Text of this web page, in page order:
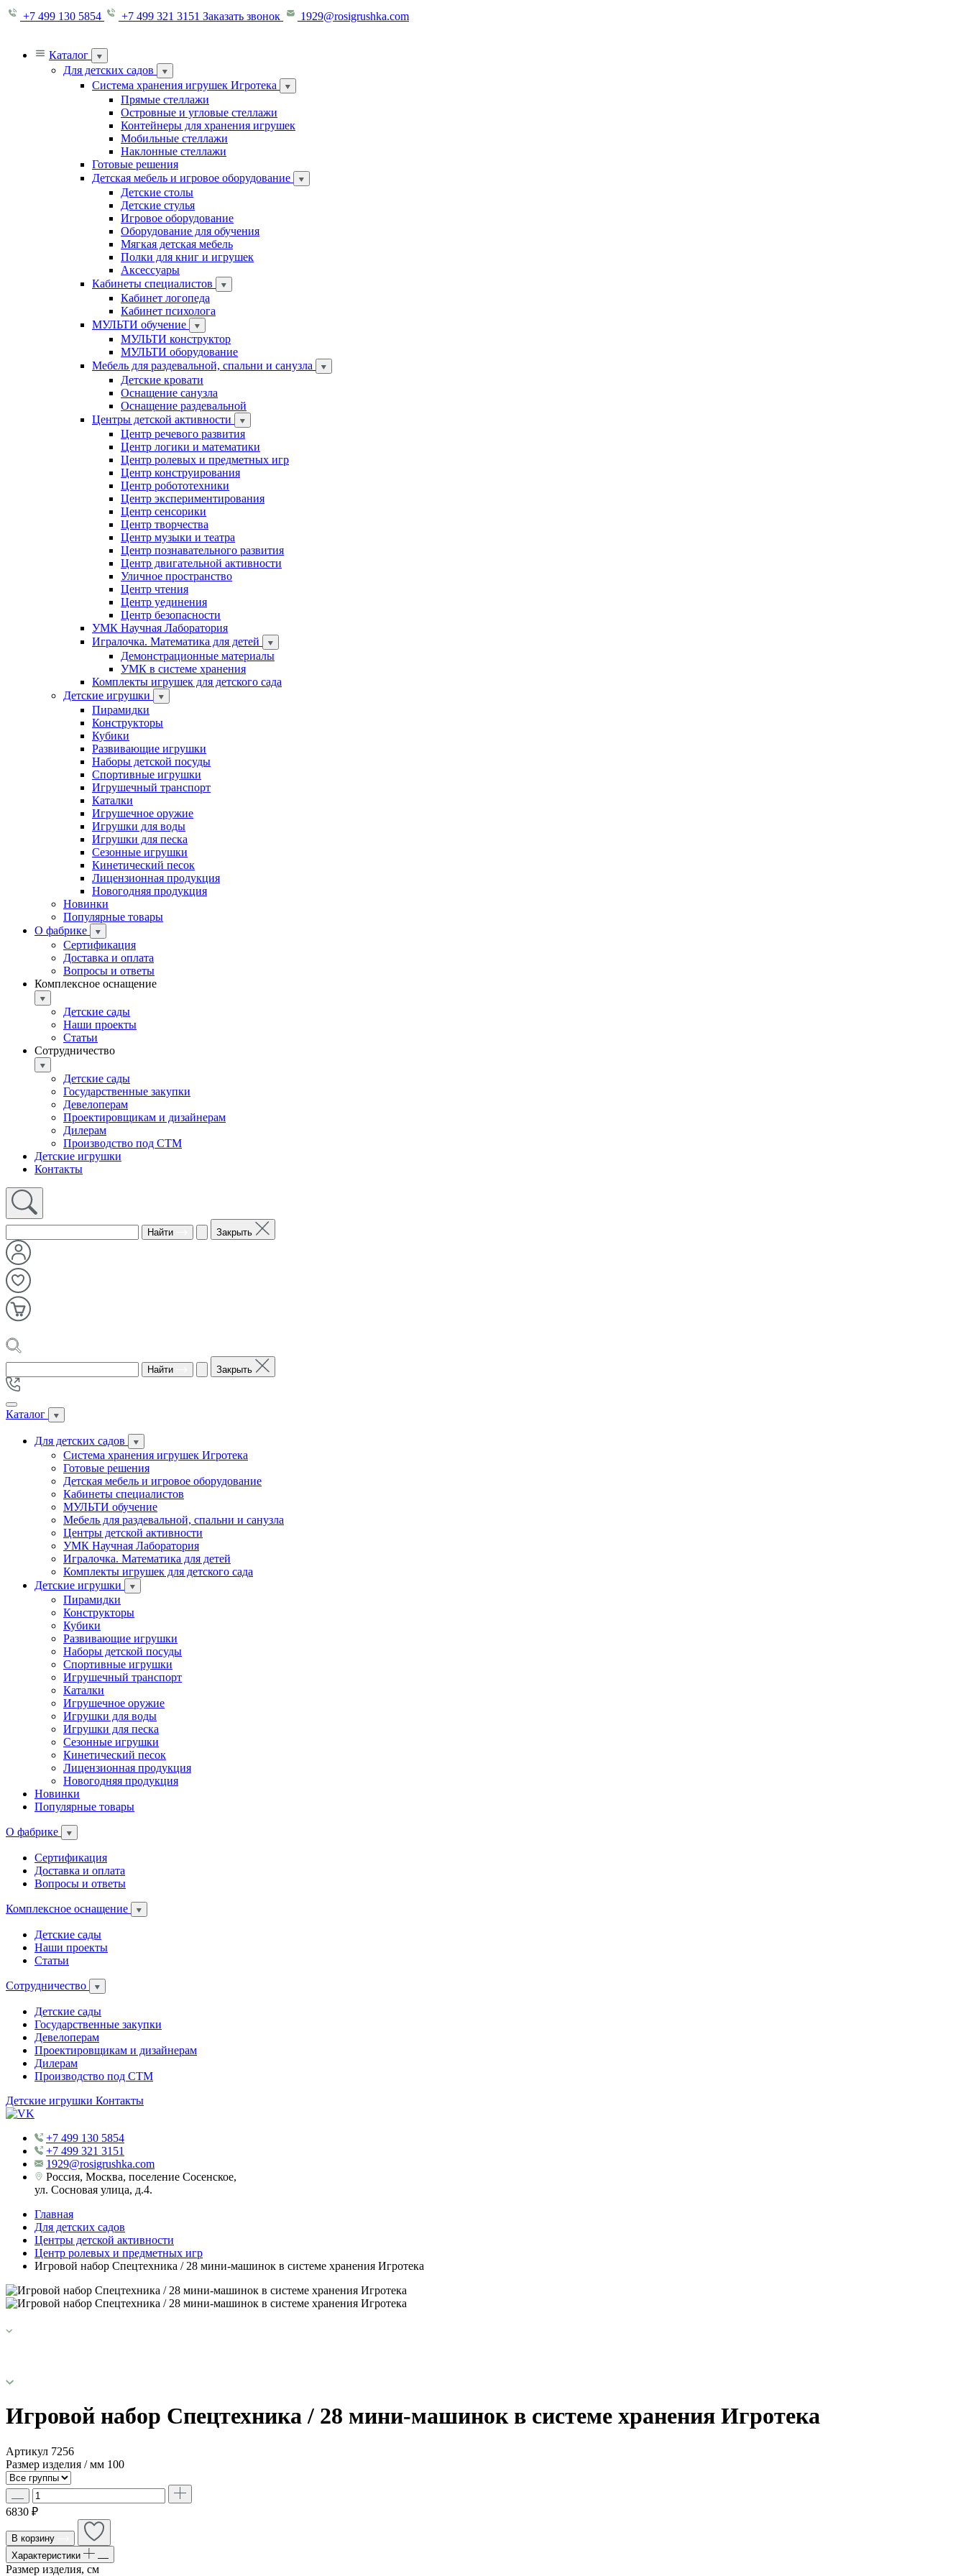
+7 499 130 5854 +7 499 321 3151 Заказать звонок 1929@rosigrushka.com
Каталог
Для детских садов
Система хранения игрушек Игротека
Прямые стеллажи
Островные и угловые стеллажи
Контейнеры для хранения игрушек
Мобильные стеллажи
Наклонные стеллажи
Готовые решения
Детская мебель и игровое оборудование
Детские столы
Детские стулья
Игровое оборудование
Оборудование для обучения
Мягкая детская мебель
Полки для книг и игрушек
Аксессуары
Кабинеты специалистов
Кабинет логопеда
Кабинет психолога
МУЛЬТИ обучение
МУЛЬТИ конструктор
МУЛЬТИ оборудование
Мебель для раздевальной, спальни и санузла
Детские кровати
Оснащение санузла
Оснащение раздевальной
Центры детской активности
Центр речевого развития
Центр логики и математики
Центр ролевых и предметных игр
Центр конструирования
Центр робототехники
Центр экспериментирования
Центр сенсорики
Центр творчества
Центр музыки и театра
Центр познавательного развития
Центр двигательной активности
Уличное пространство
Центр чтения
Центр уединения
Центр безопасности
УМК Научная Лаборатория
Игралочка. Математика для детей
Демонстрационные материалы
УМК в системе хранения
Комплекты игрушек для детского сада
Детские игрушки
Пирамидки
Конструкторы
Кубики
Развивающие игрушки
Наборы детской посуды
Спортивные игрушки
Игрушечный транспорт
Каталки
Игрушечное оружие
Игрушки для воды
Игрушки для песка
Сезонные игрушки
Кинетический песок
Лицензионная продукция
Новогодняя продукция
Новинки
Популярные товары
О фабрике
Сертификация
Доставка и оплата
Вопросы и ответы
Комплексное оснащение
Детские сады
Наши проекты
Статьи
Сотрудничество
Детские сады
Государственные закупки
Девелоперам
Проектировщикам и дизайнерам
Дилерам
Производство под СТМ
Детские игрушки
Контакты
Найти Закрыть
Найти Закрыть
Каталог
Для детских садов
Система хранения игрушек Игротека
Готовые решения
Детская мебель и игровое оборудование
Кабинеты специалистов
МУЛЬТИ обучение
Мебель для раздевальной, спальни и санузла
Центры детской активности
УМК Научная Лаборатория
Игралочка. Математика для детей
Комплекты игрушек для детского сада
Детские игрушки
Пирамидки
Конструкторы
Кубики
Развивающие игрушки
Наборы детской посуды
Спортивные игрушки
Игрушечный транспорт
Каталки
Игрушечное оружие
Игрушки для воды
Игрушки для песка
Сезонные игрушки
Кинетический песок
Лицензионная продукция
Новогодняя продукция
Новинки
Популярные товары
О фабрике
Сертификация
Доставка и оплата
Вопросы и ответы
Комплексное оснащение
Детские сады
Наши проекты
Статьи
Сотрудничество
Детские сады
Государственные закупки
Девелоперам
Проектировщикам и дизайнерам
Дилерам
Производство под СТМ
Детские игрушки Контакты
+7 499 130 5854
+7 499 321 3151
1929@rosigrushka.com
Россия, Москва, поселение Сосенское,
ул. Сосновая улица, д.4.
Главная
Для детских садов
Центры детской активности
Центр ролевых и предметных игр
Игровой набор Спецтехника / 28 мини-машинок в системе хранения Игротека
Игровой набор Спецтехника / 28 мини-машинок в системе хранения Игротека
Артикул 7256
Размер изделия / мм 100
6830 ₽
В корзину
Характеристики
Размер изделия, см